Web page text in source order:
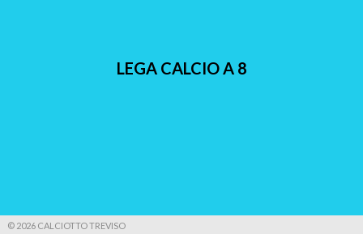
LEGA CALCIO A 8
© 2026 CALCIOTTO TREVISO